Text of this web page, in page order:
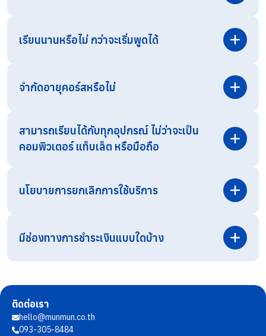
เรียนนานหรือไม่ กว่าจะเริ่มพูดได้
จำกัดอายุคอร์สหรือไม่
สามารถเรียนได้กับทุกอุปกรณ์ ไม่ว่าจะเป็น
คอมพิวเตอร์ แท็บเล็ต หรือมือถือ
นโยบายการยกเลิกการใช้บริการ
มีช่องทางการชำระเงินแบบใดบ้าง
ติดต่อเรา
hello@munmun.co.th
093-305-8484